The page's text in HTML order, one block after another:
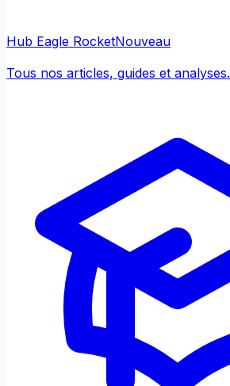
Hub Eagle RocketNouveau
Tous nos articles, guides et analyses.